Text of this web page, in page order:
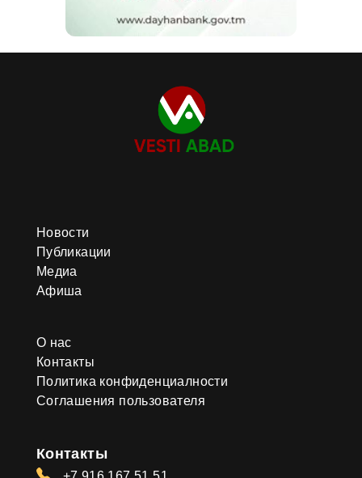
Новости
Публикации
Медиа
Афиша
О нас
Контакты
Политика конфиденциалности
Соглашения пользователя
Контакты